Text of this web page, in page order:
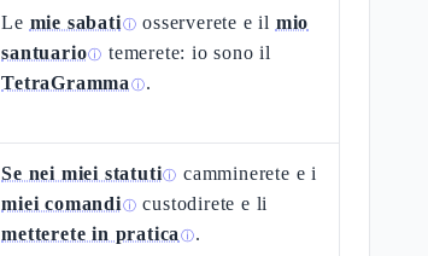
Le mie sabatiⓘ osserverete e il mio
santuarioⓘ temerete: io sono il
TetraGramma ⓘ.
Se nei miei statutiⓘ camminerete e i
miei comandiⓘ custodirete e li
metterete in pratica ⓘ.